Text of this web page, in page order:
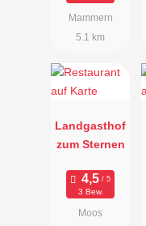
Mammern
5.1 km
Landgasthof
zum Sternen
3 Bew.
Moos